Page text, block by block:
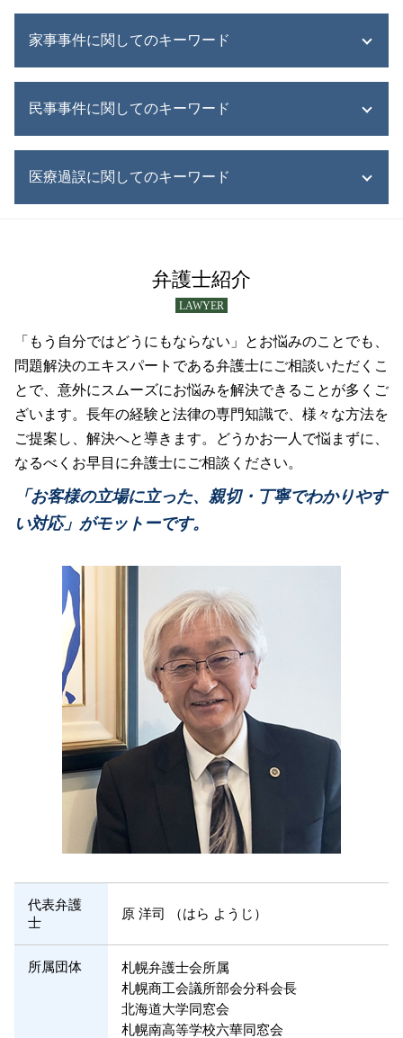
遺産 運用方法
遺産 株 相続
遺産 不動産
遺産分割協議書 作成
遺産 種類
遺産 受け取り 拒否
遺産 争い
遺産 相続 順位
債務整理とは 個人
債務整理 すぐ
債務整理 生活保護
民事再生 流れ
債務整理 弁護士
債務整理 誰に頼む
債務整理 種類
債務整理 手続き 流れ
債務整理 相談
債務整理とは 法人
債務整理 デメリット
家事事件に関してのキーワード
成年後見 弁護士
家事事件 弁護士
家事事件 離婚問題
家事事件 遺産分割
遺言トラブル 家事事件
家事事件 成年後見
家事事件 種類
家事事件 申立て
家事事件 相続
相続問題 家事事件
民事事件に関してのキーワード
交通事故 被害者
民事再生手続き
交通事故 賠償金
交通事故 物損事故
交通事故 弁護士
民事再生 個人
過失割合 決め方
民事事件 確定
民事再生とは 個人
連帯保証 破産
破産 弁済
民事再生 弁済
民事事件 記録 閲覧
医療過誤に関してのキーワード
医療事故 どこに相談
医療過誤 相談 医師
医療過誤 冤罪
医療過誤
医療過誤 法律
医療事故 どうする
医療過誤訴訟
医療過誤 責任追及
医療過誤訴訟 問題点
介護事故 賠償
医療事故 弁護士
介護事故 弁護士
医療過誤 責任 個人
医療事故
医療過誤訴訟 法律
弁護士紹介
LAWYER
「もう自分ではどうにもならない」とお悩みのことでも、
問題解決のエキスパートである弁護士にご相談いただくこ
とで、意外にスムーズにお悩みを解決できることが多くご
ざいます。長年の経験と法律の専門知識で、様々な方法を
ご提案し、解決へと導きます。どうかお一人で悩まずに、
なるべくお早目に弁護士にご相談ください。
「お客様の立場に立った、親切・丁寧でわかりやす
い対応」がモットーです。
代表弁護
士
原 洋司 （はら ようじ）
所属団体
札幌弁護士会所属
札幌商工会議所部会分科会長
北海道大学同窓会
札幌南高等学校六華同窓会